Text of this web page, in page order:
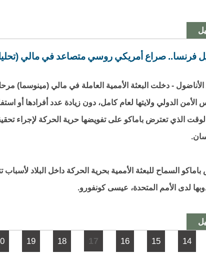
فرنسا.. صراع أمريكي روسي متصاعد في مالي
- دخلت البعثة الأممية العاملة في مالي (مينوسما)
الأمن الدولي ولايتها لعام كامل، دون زيادة عدد أفرادها أو
الذي تعترض باماكو على تفويضها حرية الحركة لإجراء
السماح للبعثة الأممية بحرية الحركة داخل البلاد لأسباب
لدى الأمم المتحدة، عيسى كونفورو.
14
15
16
17
18
19